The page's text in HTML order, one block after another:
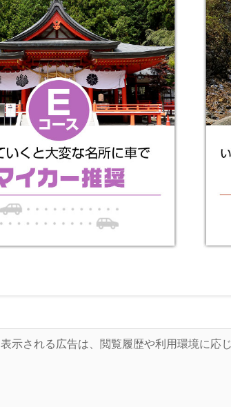
示される広告は、閲覧履歴や利用環境に応